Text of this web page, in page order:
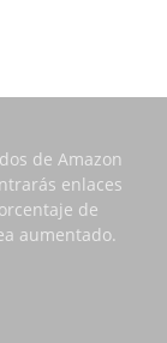
de Amazon
enlaces
de
aumentado.